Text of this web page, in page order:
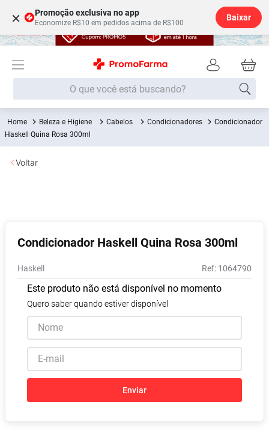
× Promoção exclusiva no app
Economize R$10 em pedidos acima de R$100
Baixar
O que você está buscando?
Beleza e Higiene Cabelos Condicionadores
Condicionador
Haskell Quina Rosa 300ml
Condicionador Haskell Quina Rosa 300ml
Haskell : 1064790
Este produto não está disponível no momento
Quero saber quando estiver disponível
Enviar
Voltar
Termos mais buscados
1º Fralda
2
6º Desodorante
7º
8 Absorvente
9º Pampers Confort Sec
10 º